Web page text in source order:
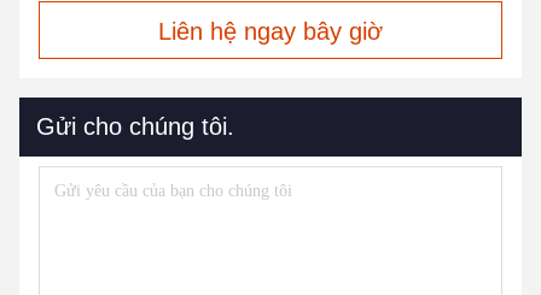
Liên hệ ngay bây giờ
Gửi cho chúng tôi.